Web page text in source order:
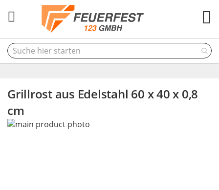
Grillrost aus Edelstahl 60 x 40 x 0,8
cm
Skip